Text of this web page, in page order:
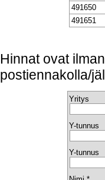
491650
491651
Hinnat ovat
postiennakolla/
Yritys
Y-tunnus
Y-tunnus